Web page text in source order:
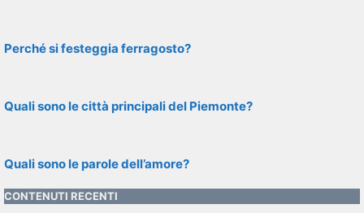
Perché si festeggia ferragosto?
Quali sono le città principali del Piemonte?
Quali sono le parole dell’amore?
CONTENUTI RECENTI